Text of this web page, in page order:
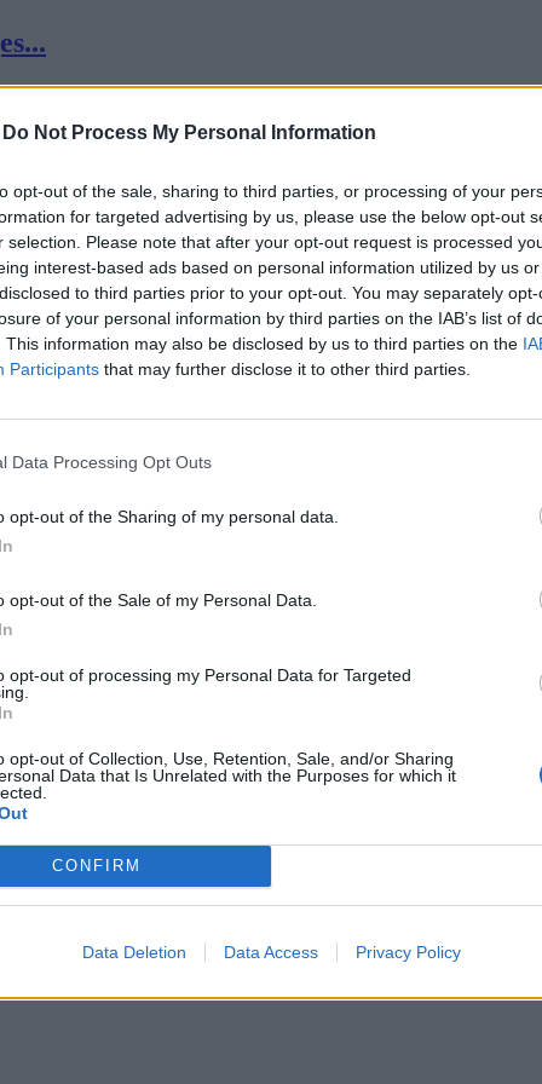
Do Not Process My Personal Information
opt-out of the sale, sharing to third parties, or processing of your
for targeted advertising by us, please use the below opt-out
selection. Please note that after your opt-out request is processed
interest-based ads based on personal information utilized by us
to third parties prior to your opt-out. You may separately
of your personal information by third parties on the IAB’s list of
This information may also be disclosed by us to third parties on the
Participants that may further disclose it to other third parties.
Data Processing Opt Outs
opt-out of the Sharing of my personal data.
opt-out of the Sale of my Personal Data.
opt-out of processing my Personal Data for Targeted
opt-out of Collection, Use, Retention, Sale, and/or Sharing
Data that Is Unrelated with the Purposes for which it
CONFIRM
Data Deletion Data Access Privacy Policy
je...